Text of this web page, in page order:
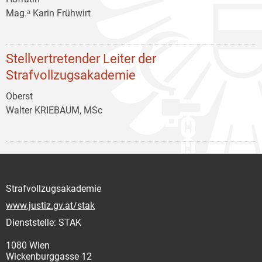
Mag.ᵃ Karin Frühwirt
Stellvertretender Leiter der
Strafvollzugsakademie
Oberst
Walter KRIEBAUM, MSc
Strafvollzugsakademie
www.justiz.gv.at/stak
Dienststelle: STAK
1080 Wien
Wickenburggasse 12